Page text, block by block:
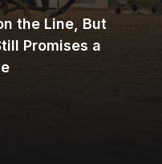
the Line, But
Promises a